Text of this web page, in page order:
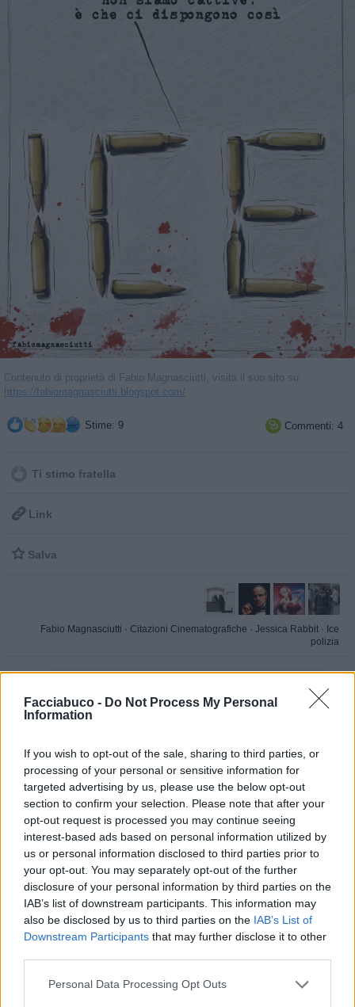
Facciabuco - Do Not Process My Personal
Information
If you wish to opt-out of the sale, sharing to third parties, or
processing of your personal or sensitive information for
targeted advertising by us, please use the below opt-out
section to confirm your selection. Please note that after your
opt-out request is processed you may continue seeing
interest-based ads based on personal information utilized by
us or personal information disclosed to third parties prior to
your opt-out. You may separately opt-out of the further
disclosure of your personal information by third parties on the
IAB’s list of downstream participants. This information may
also be disclosed by us to third parties on the IAB’s List of
Downstream Participants that may further disclose it to other
Personal Data Processing Opt Outs
Contenuto di proprietà di Fabio Magnasciutti, visita il suo sito su
https://fabiomagnasciutti.blogspot.com/
Stime: 9  Commenti: 4
Ti stimo fratella
 Link
 Salva
Fabio Magnasciutti · Citazioni Cinematografiche · Jessica Rabbit · Ice
polizia
Ah senza una vignetta del Magnasciutti,è una
Sereni giorni estivi Gioia
🥂🍉🍀✨️🤞
·Ti stimo ·Rispondi